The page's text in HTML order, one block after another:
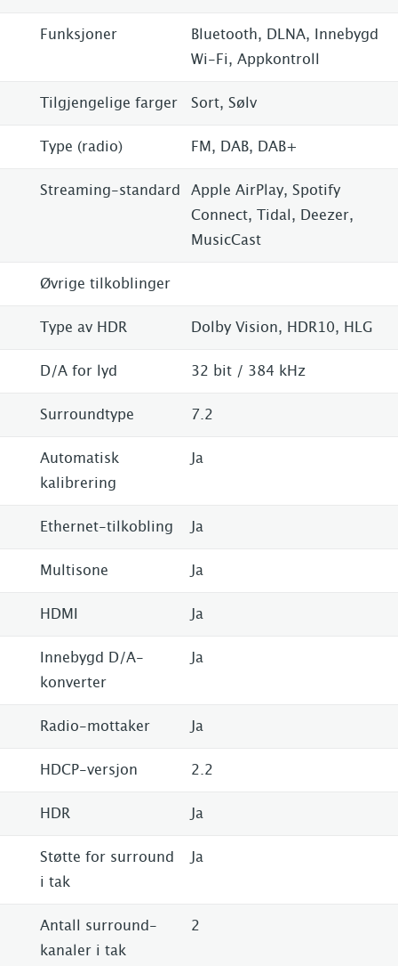
Funksjoner
Bluetooth, DLNA, Innebygd
Wi-Fi, Appkontroll
Tilgjengelige farger Sort, Sølv
Type (radio) FM, DAB, DAB+
Streaming-standard
Apple AirPlay, Spotify
Connect, Tidal, Deezer,
MusicCast
Øvrige tilkoblinger
Type av HDR Dolby Vision, HDR10, HLG
D/A for lyd 32 bit / 384 kHz
Surroundtype 7.2
Automatisk
kalibrering
Ja
Ethernet-tilkobling Ja
Multisone Ja
HDMI Ja
Innebygd D/A-
konverter
Ja
Radio-mottaker Ja
HDCP-versjon 2.2
HDR Ja
Støtte for surround
i tak
Ja
Antall surround-
kanaler i tak
2